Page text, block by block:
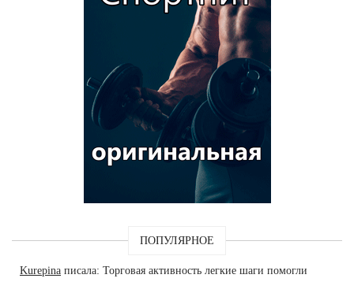
ПОПУЛЯРНОЕ
Kurepina писала: Торговая активность легкие шаги помогли